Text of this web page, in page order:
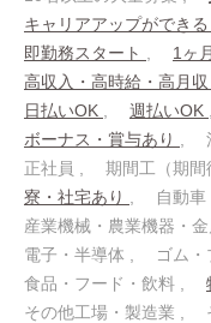
キャリアアップができる
即勤務スタート
1ヶ
高収入・高時給・高月収
日払いOK
週払いOK
ボーナス・賞与あり
正社員
期間工（期間
寮・社宅あり
自動
産業機械・農業機器・金
電子・半導体
ゴム・
食品・フード・飲料
その他工場・製造業